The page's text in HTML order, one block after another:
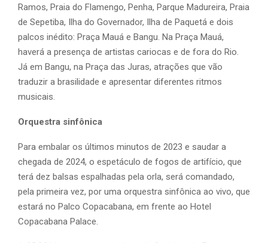
Ramos, Praia do Flamengo, Penha, Parque Madureira, Praia
de Sepetiba, Ilha do Governador, Ilha de Paquetá e dois
palcos inédito: Praça Mauá e Bangu. Na Praça Mauá,
haverá a presença de artistas cariocas e de fora do Rio.
Já em Bangu, na Praça das Juras, atrações que vão
traduzir a brasilidade e apresentar diferentes ritmos
musicais.
Orquestra sinfônica
Para embalar os últimos minutos de 2023 e saudar a
chegada de 2024, o espetáculo de fogos de artifício, que
terá dez balsas espalhadas pela orla, será comandado,
pela primeira vez, por uma orquestra sinfônica ao vivo, que
estará no Palco Copacabana, em frente ao Hotel
Copacabana Palace.